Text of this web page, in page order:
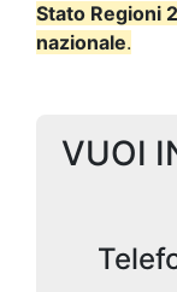
Stato Regioni
nazionale.
VUOI